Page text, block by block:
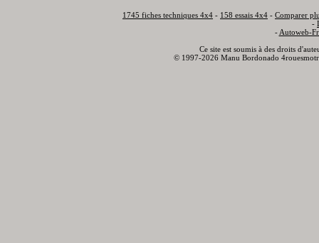
1745 fiches techniques 4x4 - 158 essais 4x4 - Comparer
-
- Autoweb-
Ce site est soumis à des droits
© 1997-2026 Manu Bordonado